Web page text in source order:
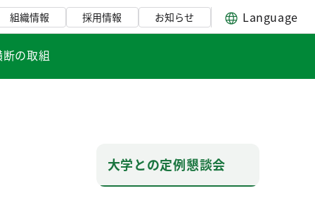
組織情報 採用情報 お知らせ Language
の取組
大学との定例懇談会